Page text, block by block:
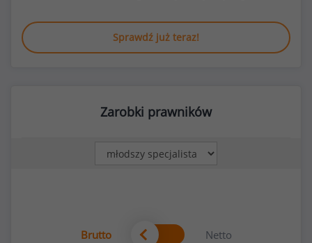
Sprawdź już teraz!
Zarobki prawników
Brutto Netto